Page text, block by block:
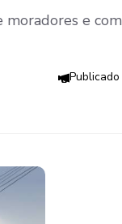
e